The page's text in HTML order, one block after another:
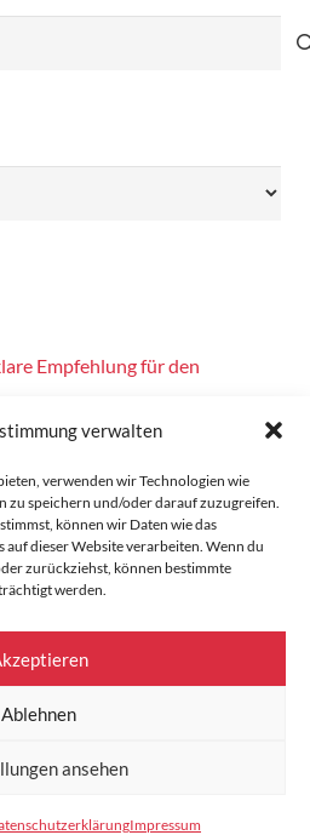
verwalten
verwenden wir Technologien wie
zu speichern und/oder darauf zuzugreifen.
können wir Daten wie das
dieser Website verarbeiten. Wenn du
zurückziehst, können bestimmte
werden.
Ablehnen
ansehen
Impressum
Empfehlung für den
14.10.2024
meldet sich mit Siegen in der
Richtlinie (EU)